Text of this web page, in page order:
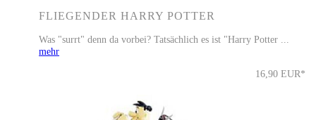
FLIEGENDER HARRY POTTER
Was "surrt" denn da vorbei? Tatsächlich es ist "Harry Potter ...
mehr
16,90 EUR*